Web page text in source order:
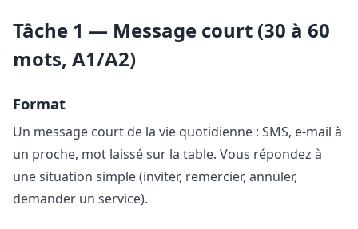
Tâche 1 — Message court (30 à 60
mots, A1/A2)
Format
Un message court de la vie quotidienne : SMS, e-mail à
un proche, mot laissé sur la table. Vous répondez à
une situation simple (inviter, remercier, annuler,
demander un service).